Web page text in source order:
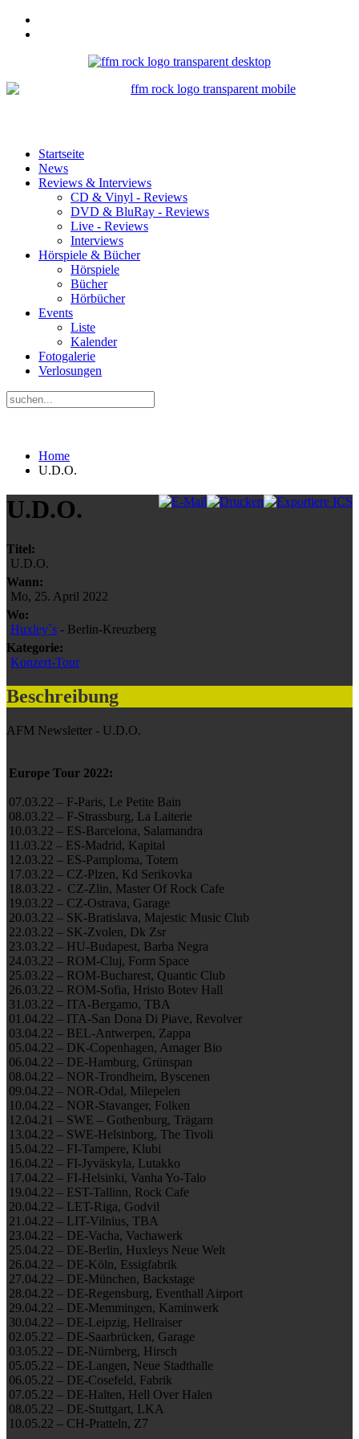
Startseite
News
Reviews & Interviews
CD & Vinyl - Reviews
DVD & BluRay - Reviews
Live - Reviews
Interviews
Hörspiele & Bücher
Hörspiele
Bücher
Hörbücher
Events
Liste
Kalender
Fotogalerie
Verlosungen
Home
U.D.O.
U.D.O.
Titel:
U.D.O.
Wann:
Mo, 25. April 2022
Wo:
Huxley`s - Berlin-Kreuzberg
Kategorie:
Konzert-Tour
Beschreibung
AFM Newsletter - U.D.O.
Europe Tour 2022:
07.03.22 – F-Paris, Le Petite Bain
08.03.22 – F-Strassburg, La Laiterie
10.03.22 – ES-Barcelona, Salamandra
11.03.22 – ES-Madrid, Kapital
12.03.22 – ES-Pamploma, Totem
17.03.22 – CZ-Plzen, Kd Serikovka
18.03.22 - CZ-Zlin, Master Of Rock Cafe
19.03.22 – CZ-Ostrava, Garage
20.03.22 – SK-Bratislava, Majestic Music Club
22.03.22 – SK-Zvolen, Dk Zsr
23.03.22 – HU-Budapest, Barba Negra
24.03.22 – ROM-Cluj, Form Space
25.03.22 – ROM-Bucharest, Quantic Club
26.03.22 – ROM-Sofia, Hristo Botev Hall
31.03.22 – ITA-Bergamo, TBA
01.04.22 – ITA-San Dona Di Piave, Revolver
03.04.22 – BEL-Antwerpen, Zappa
05.04.22 – DK-Copenhagen, Amager Bio
06.04.22 – DE-Hamburg, Grünspan
08.04.22 – NOR-Trondheim, Byscenen
09.04.22 – NOR-Odal, Milepelen
10.04.22 – NOR-Stavanger, Folken
12.04.21 – SWE – Gothenburg, Trägarn
13.04.22 – SWE-Helsinborg, The Tivoli
15.04.22 – FI-Tampere, Klubi
16.04.22 – FI-Jyväskyla, Lutakko
17.04.22 – FI-Helsinki, Vanha Yo-Talo
19.04.22 – EST-Tallinn, Rock Cafe
20.04.22 – LET-Riga, Godvil
21.04.22 – LIT-Vilnius, TBA
23.04.22 – DE-Vacha, Vachawerk
25.04.22 – DE-Berlin, Huxleys Neue Welt
26.04.22 – DE-Köln, Essigfabrik
27.04.22 – DE-München, Backstage
28.04.22 – DE-Regensburg, Eventhall Airport
29.04.22 – DE-Memmingen, Kaminwerk
30.04.22 – DE-Leipzig, Hellraiser
02.05.22 – DE-Saarbrücken, Garage
03.05.22 – DE-Nürnberg, Hirsch
05.05.22 – DE-Langen, Neue Stadthalle
06.05.22 – DE-Cosefeld, Fabrik
07.05.22 – DE-Halten, Hell Over Halen
08.05.22 – DE-Stuttgart, LKA
10.05.22 – CH-Pratteln, Z7